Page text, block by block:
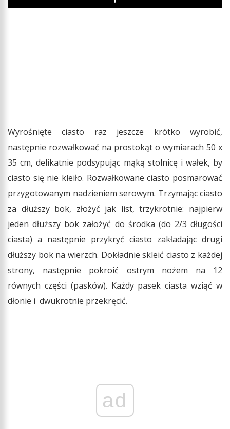
Play
Wyrośnięte ciasto raz jeszcze krótko wyrobić,
następnie rozwałkować na prostokąt o wymiarach 50 x
35 cm, delikatnie podsypując mąką stolnicę i wałek, by
ciasto się nie kleiło. Rozwałkowane ciasto posmarować
przygotowanym nadzieniem serowym. Trzymając ciasto
za dłuższy bok, złożyć jak list, trzykrotnie: najpierw
jeden dłuższy bok założyć do środka (do 2/3 długości
ciasta) a następnie przykryć ciasto zakładając drugi
dłuższy bok na wierzch. Dokładnie skleić ciasto z każdej
strony, następnie pokroić ostrym nożem na 12
równych części (pasków). Każdy pasek ciasta wziąć w
dłonie i dwukrotnie przekręcić.
ad